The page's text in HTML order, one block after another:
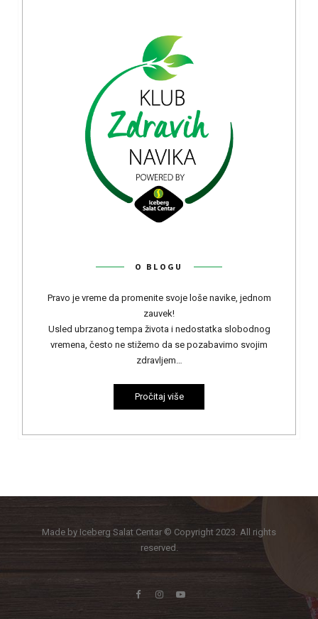
O BLOGU
Pravo je vreme da promenite svoje loše navike, jednom
zauvek!
Usled ubrzanog tempa života i nedostatka slobodnog
vremena, često ne stižemo da se pozabavimo svojim
zdravljem…
Pročitaj više
Made by Iceberg Salat Centar © Copyright 2023. All rights
reserved.